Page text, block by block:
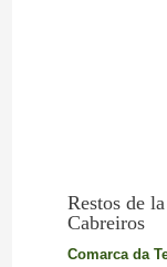
Restos de
Cabreiros
Comarca da